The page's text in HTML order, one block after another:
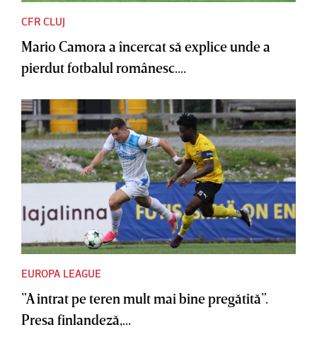
CFR CLUJ
Mario Camora a încercat să explice unde a
pierdut fotbalul românesc....
EUROPA LEAGUE
”A intrat pe teren mult mai bine pregătită”.
Presa finlandeză,...